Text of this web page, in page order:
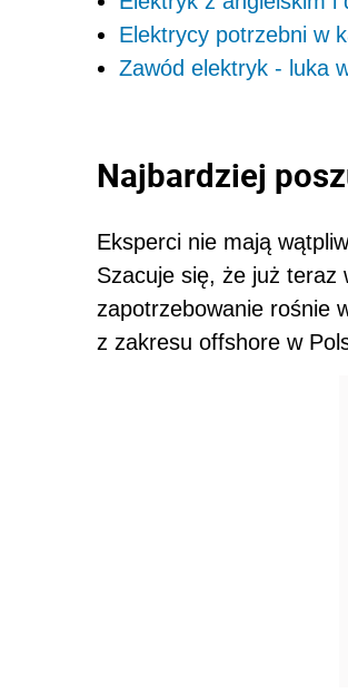
Elektrycy potrzebni w
Zawód elektryk - luka
Najbardziej
Eksperci nie mają
Szacuje się, że już teraz
zapotrzebowanie rośnie
z zakresu offshore w